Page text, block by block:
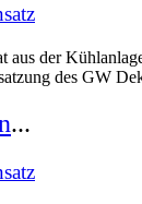
aus der
des GW
...